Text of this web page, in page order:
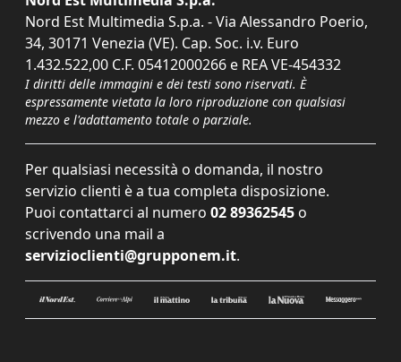
Nord Est Multimedia S.p.a. - Via Alessandro Poerio,
34, 30171 Venezia (VE). Cap. Soc. i.v. Euro
1.432.522,00 C.F. 05412000266 e REA VE-454332
I diritti delle immagini e dei testi sono riservati. È
espressamente vietata la loro riproduzione con qualsiasi
mezzo e l'adattamento totale o parziale.
Per qualsiasi necessità o domanda, il nostro
servizio clienti è a tua completa disposizione.
Puoi contattarci al numero 02 89362545 o
scrivendo una mail a
servizioclienti@grupponem.it.